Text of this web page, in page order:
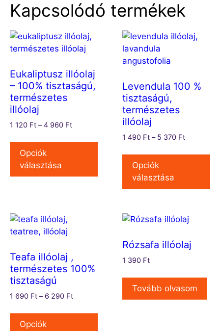
Kapcsolódó termékek
Eukaliptusz illóolaj
– 100% tisztaságú,
természetes
illóolaj
1 120 Ft – 4 960 Ft
Opciók
választása
Levendula 100 %
tisztaságú,
természetes
illóolaj
1 490 Ft – 5 370 Ft
Opciók
választása
Teafa illóolaj ,
természetes 100%
tisztaságú
1 690 Ft – 6 290 Ft
Opciók
Rózsafa illóolaj
1 390 Ft
Tovább olvasom